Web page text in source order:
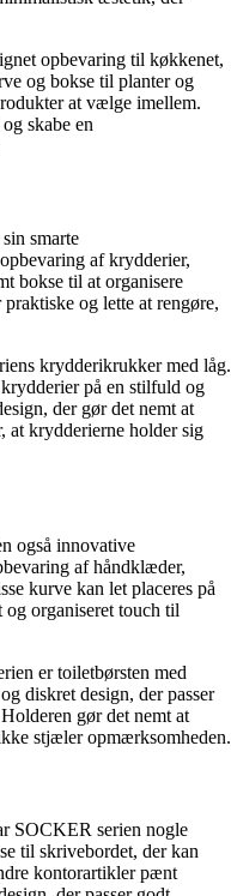
opbevaring til køkkenet,
og bokse til planter og
at vælge imellem.
skabe en
smarte
af krydderier,
bokse til at organisere
og lette at rengøre,
krydderikrukker med låg.
på en stilfuld og
der gør det nemt at
at krydderierne holder sig
også innovative
af håndklæder,
kurve kan let placeres på
organiseret touch til
er toiletbørsten med
diskret design, der passer
gør det nemt at
stjæler opmærksomheden.
SOCKER serien nogle
til skrivebordet, der kan
kontorartikler pænt